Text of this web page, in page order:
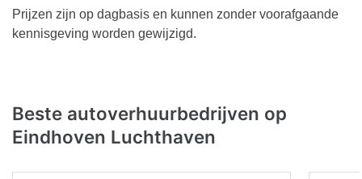
Prijzen zijn op dagbasis en kunnen zonder voorafgaande
kennisgeving worden gewijzigd.
Beste autoverhuurbedrijven op
Eindhoven Luchthaven